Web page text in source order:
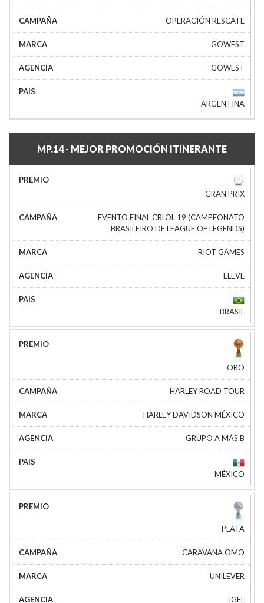
OPERACIÓN RESCATE
GOWEST
GOWEST
ARGENTINA
MP.14 - MEJOR PROMOCIÓN ITINERANTE
GRAN PRIX
EVENTO FINAL CBLOL 19 (CAMPEONATO
BRASILEIRO DE LEAGUE OF LEGENDS)
RIOT GAMES
ELEVE
BRASIL
ORO
HARLEY ROAD TOUR
HARLEY DAVIDSON MÉXICO
GRUPO A MÁS B
MÉXICO
PLATA
CARAVANA OMO
UNILEVER
IGEL